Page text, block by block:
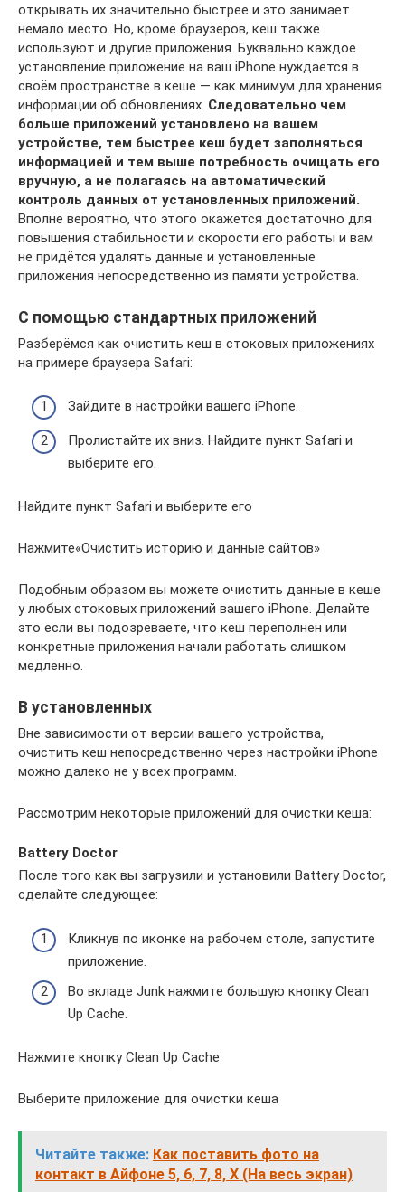
открывать их значительно быстрее и это занимает
немало место. Но, кроме браузеров, кеш также
используют и другие приложения. Буквально каждое
установление приложение на ваш iPhone нуждается в
своём пространстве в кеше — как минимум для хранения
информации об обновлениях. Следовательно чем
больше приложений установлено на вашем
устройстве, тем быстрее кеш будет заполняться
информацией и тем выше потребность очищать его
вручную, а не полагаясь на автоматический
контроль данных от установленных приложений.
Вполне вероятно, что этого окажется достаточно для
повышения стабильности и скорости его работы и вам
не придётся удалять данные и установленные
приложения непосредственно из памяти устройства.
С помощью стандартных приложений
Разберёмся как очистить кеш в стоковых приложениях
на примере браузера Safari:
Зайдите в настройки вашего iPhone.
Пролистайте их вниз. Найдите пункт Safari и
выберите его.
Найдите пункт Safari и выберите его
Нажмите«Очистить историю и данные сайтов»
Подобным образом вы можете очистить данные в кеше
у любых стоковых приложений вашего iPhone. Делайте
это если вы подозреваете, что кеш переполнен или
конкретные приложения начали работать слишком
медленно.
В установленных
Вне зависимости от версии вашего устройства,
очистить кеш непосредственно через настройки iPhone
можно далеко не у всех программ.
Рассмотрим некоторые приложений для очистки кеша:
Battery Doctor
После того как вы загрузили и установили Battery Doctor,
сделайте следующее:
Кликнув по иконке на рабочем столе, запустите
приложение.
Во вкладе Junk нажмите большую кнопку Clean
Up Cache.
Нажмите кнопку Clean Up Caсhe
Выберите приложение для очистки кеша
Читайте также: Как поставить фото на
контакт в Айфоне 5, 6, 7, 8, X (На весь экран)